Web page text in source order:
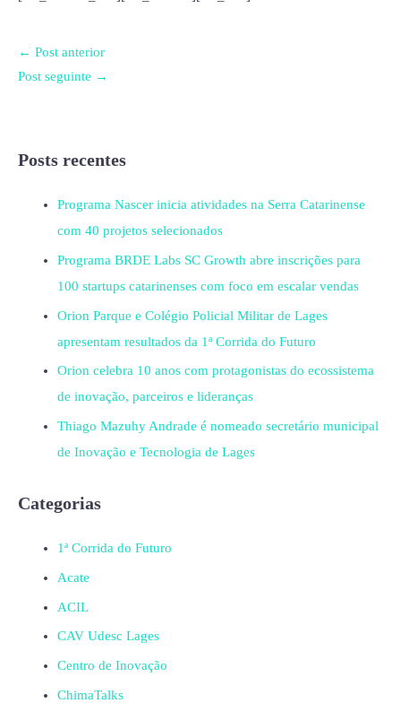
← Post anterior
Post seguinte →
Posts recentes
Programa Nascer inicia atividades na Serra Catarinense
com 40 projetos selecionados
Programa BRDE Labs SC Growth abre inscrições para
100 startups catarinenses com foco em escalar vendas
Orion Parque e Colégio Policial Militar de Lages
apresentam resultados da 1ª Corrida do Futuro
Orion celebra 10 anos com protagonistas do ecossistema
de inovação, parceiros e lideranças
Thiago Mazuhy Andrade é nomeado secretário municipal
de Inovação e Tecnologia de Lages
Categorias
1ª Corrida do Futuro
Acate
ACIL
CAV Udesc Lages
Centro de Inovação
ChimaTalks